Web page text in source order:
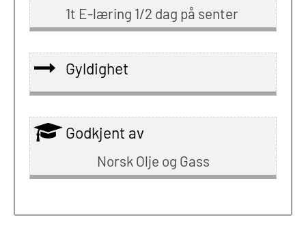
1t E-læring 1/2 dag på senter
Gyldighet
Godkjent av
Norsk Olje og Gass